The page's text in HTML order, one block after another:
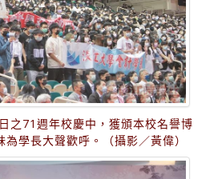
之71週年校慶中，獲頒本校名譽博
學長大聲歡呼。（攝影／黃偉）